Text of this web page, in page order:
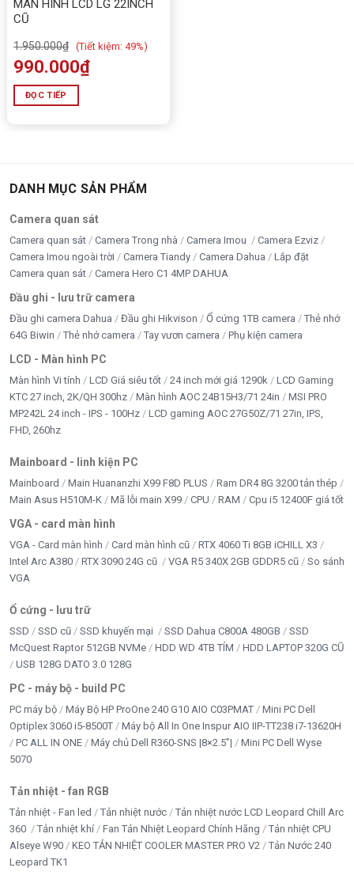
MÀN HÌNH LCD LG 22INCH
CŨ
1.950.000₫ (Tiết kiệm: 49%)
990.000₫
ĐỌC TIẾP
DANH MỤC SẢN PHẨM
Camera quan sát
Camera quan sát Camera Trong nhà Camera Imou
Camera Ezviz
Camera Imou ngoài trời
Camera Tiandy Camera Dahua
Lắp đặt
Camera quan sát
Camera Hero C1 4MP DAHUA
Đầu ghi - lưu trữ camera
Đầu ghi camera Dahua Đầu ghi Hikvison Ổ cứng 1TB camera
Thẻ nhớ
64G Biwin
Thẻ nhớ camera Tay vươn camera Phụ kiện camera
LCD - Màn hình PC
Màn hình Vi tính LCD Giá siêu tốt 24 inch mới giá 1290k
LCD Gaming
KTC 27 inch, 2K/QH 300hz
Màn hình AOC 24B15H3/71 24in
MSI PRO
MP242L 24 inch - IPS - 100Hz
LCD gaming AOC 27G50Z/71 27in, IPS,
FHD, 260hz
Mainboard - linh kiện PC
Mainboard Main Huananzhi X99 F8D PLUS
Ram DR4 8G 3200 tản thép
Main Asus H510M-K
Mã lỗi main X99 CPU RAM Cpu i5 12400F giá tốt
VGA - card màn hình
VGA - Card màn hình Card màn hình cũ
RTX 4060 Ti 8GB iCHILL X3
Intel Arc A380
RTX 3090 24G cũ VGA R5 340X 2GB GDDR5 cũ
So sánh
VGA
Ổ cứng - lưu trữ
SSD SSD cũ SSD khuyến mại SSD Dahua C800A 480GB
SSD
McQuest Raptor 512GB NVMe
HDD WD 4TB TÍM
HDD LAPTOP 320G CŨ
USB 128G DATO 3.0 128G
PC - máy bộ - build PC
PC máy bộ Máy Bộ HP ProOne 240 G10 AIO C03PMAT
Mini PC Dell
Optiplex 3060 i5-8500T
Máy bộ All In One Inspur AIO IIP-TT238 i7-13620H
PC ALL IN ONE
Máy chủ Dell R360-SNS |8×2.5”|
Mini PC Dell Wyse
5070
Tản nhiệt - fan RGB
Tản nhiệt - Fan led Tản nhiệt nước
Tản nhiệt nước LCD Leopard Chill Arc
360
Tản nhiệt khí Fan Tản Nhiệt Leopard Chính Hãng
Tản nhiệt CPU
Alseye W90
KEO TẢN NHIỆT COOLER MASTER PRO V2
Tản Nước 240
Leopard TK1